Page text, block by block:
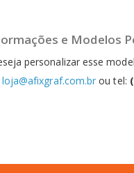
e Modelos
personalizar esse
loja@afixgraf.com.br ou tel: